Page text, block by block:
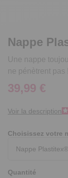
Nappe
Une nappe
ne pénètrent pas !
39,99 €
Voir la description
Choisissez votre
Quantité